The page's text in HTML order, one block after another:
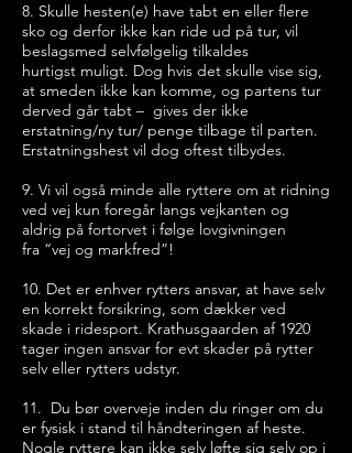
8. Skulle hesten(e) have tabt en eller flere
sko og derfor ikke kan ride ud på tur, vil
beslagsmed selvfølgelig tilkaldes
hurtigst muligt. Dog hvis det skulle vise sig,
at smeden ikke kan komme, og partens tur
derved går tabt – gives der ikke
erstatning/ny tur/ penge tilbage til parten.
Erstatningshest vil dog oftest tilbydes.
9. Vi vil også minde alle ryttere om at ridning
ved vej kun foregår langs vejkanten og
aldrig på fortorvet i følge lovgivningen
fra “vej og markfred”!
10. Det er enhver rytters ansvar, at have selv
en korrekt forsikring, som dækker ved
skade i ridesport. Krathusgaarden af 1920
tager ingen ansvar for evt skader på rytter
selv eller rytters udstyr.
11. Du bør overveje inden du ringer om du
er fysisk i stand til håndteringen af heste.
Nogle ryttere kan ikke selv løfte sig selv op i